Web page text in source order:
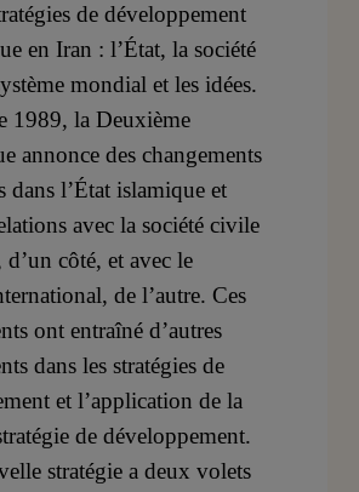
de développement
en Iran : l’État, la société
mondial et les idées.
1989, la Deuxième
annonce des changements
dans l’État islamique et
avec la société civile
côté, et avec le
de l’autre. Ces
ont entraîné d’autres
dans les stratégies de
et l’application de la
de développement.
stratégie a deux volets